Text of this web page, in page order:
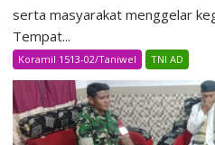
serta masyarakat menggelar
Tempat...
Koramil 1513-02/Taniwel TNI AD